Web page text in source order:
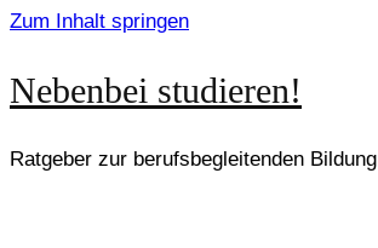
Zum Inhalt springen
Nebenbei studieren!
Ratgeber zur berufsbegleitenden Bildung